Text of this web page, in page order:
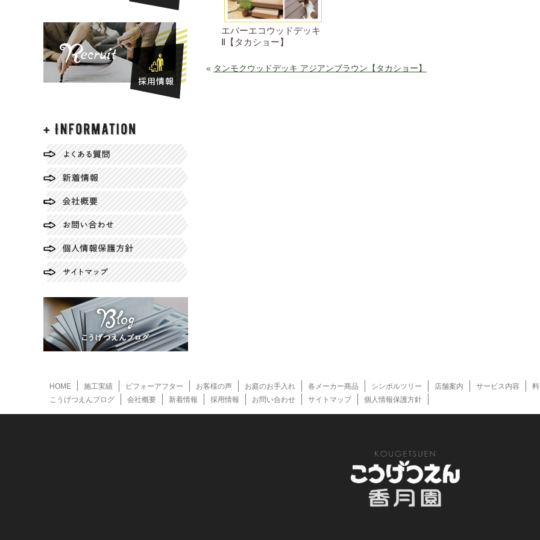
エバーエコウッドデッキ
Ⅱ【タカショー】
« タンモクウッドデッキ アジアンブラウン【タカショー】
HOME 施工実績 ビフォーアフター お客様の声 お庭のお手入れ 各メーカー商品 シンボルツリー 店舗案内 サービス内容
こうげつえんブログ
会社概要 新着情報 採用情報 お問い合わせ サイトマップ 個人情報保護方針